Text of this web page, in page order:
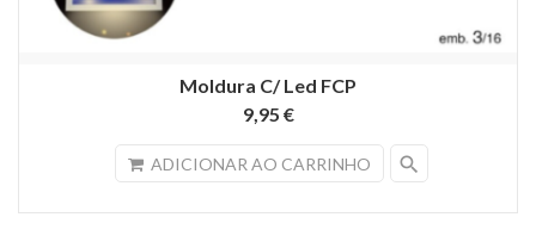
Moldura C/ Led FCP
9,95 €
ADICIONAR AO CARRINHO search